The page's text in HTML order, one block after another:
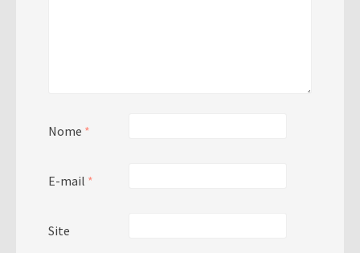
Nome *
E-mail *
Site